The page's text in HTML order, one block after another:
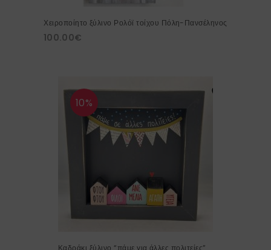
Χειροποίητο ξύλινο Ρολόϊ τοίχου Πόλη-Πανσέληνος
100.00€
10%
Καδράκι ξύλινο “πάμε για άλλες πολιτείες”